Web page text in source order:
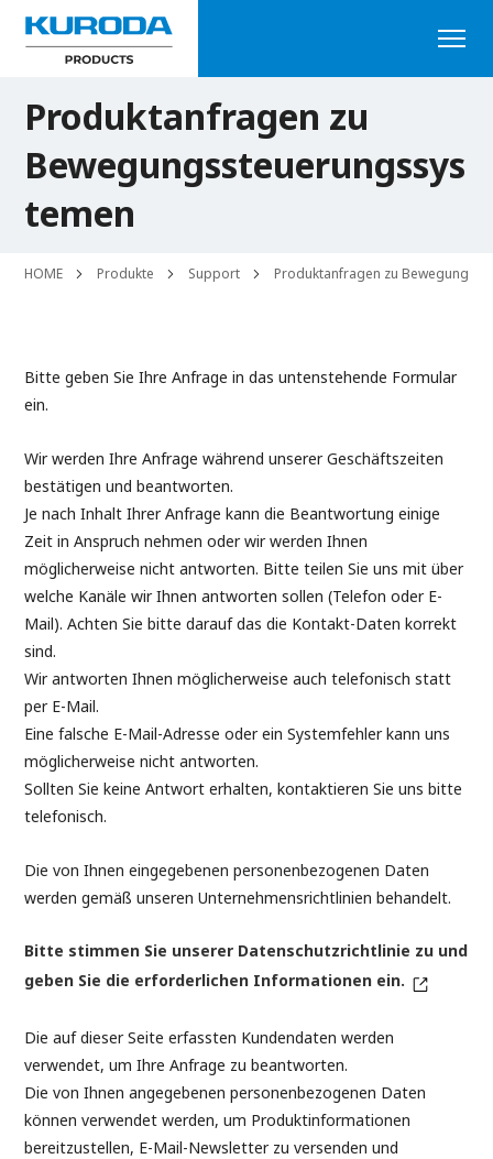
Produktanfragen zu
Bewegungssteuerungssys
temen
HOME Produkte Support Produktanfragen zu
Bitte geben Sie Ihre Anfrage in das untenstehende Formular
ein.
Wir werden Ihre Anfrage während unserer Geschäftszeiten
bestätigen und beantworten.
Je nach Inhalt Ihrer Anfrage kann die Beantwortung einige
Zeit in Anspruch nehmen oder wir werden Ihnen
möglicherweise nicht antworten. Bitte teilen Sie uns mit über
welche Kanäle wir Ihnen antworten sollen (Telefon oder E-
Mail). Achten Sie bitte darauf das die Kontakt-Daten korrekt
sind.
Wir antworten Ihnen möglicherweise auch telefonisch statt
per E-Mail.
Eine falsche E-Mail-Adresse oder ein Systemfehler kann uns
möglicherweise nicht antworten.
Sollten Sie keine Antwort erhalten, kontaktieren Sie uns bitte
telefonisch.
Die von Ihnen eingegebenen personenbezogenen Daten
werden gemäß unseren Unternehmensrichtlinien behandelt.
Bitte stimmen Sie unserer Datenschutzrichtlinie zu und
geben Sie die erforderlichen Informationen ein.
Die auf dieser Seite erfassten Kundendaten werden
verwendet, um Ihre Anfrage zu beantworten.
Die von Ihnen angegebenen personenbezogenen Daten
können verwendet werden, um Produktinformationen
bereitzustellen, E-Mail-Newsletter zu versenden und